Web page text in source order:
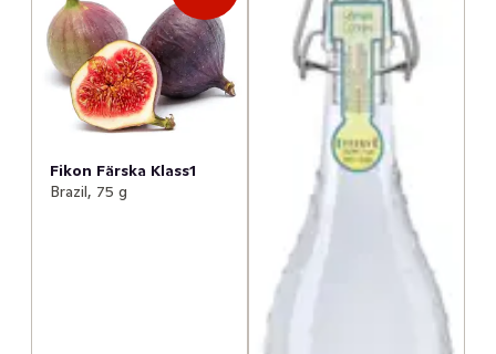
Fikon Färska Klass1
Brazil, 75 g